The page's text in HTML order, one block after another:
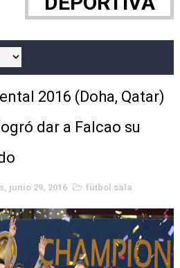
2026 - Week 10
season
para Chelsea Green, Chad
(Hong Kong) - La
2016 (Doha, Qatar)
dar a Falcao su
junio 29, 2016 fútbol sala